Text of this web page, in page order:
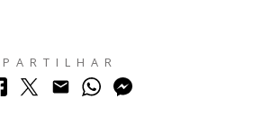
PARTILHAR